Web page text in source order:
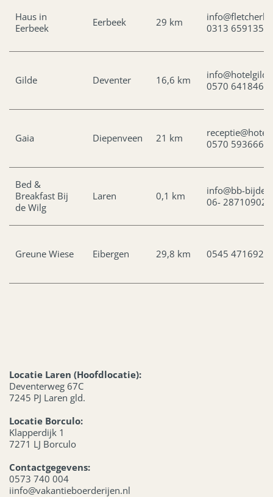
Haus in
Eerbeek
Eerbeek 29 km
0313 659135
Gilde Deventer 16,6 km
0570 641846
Gaia Diepenveen 21 km
0570 593666
Bed &
Breakfast Bij
de Wilg
Laren 0,1 km
info@bb-
06- 28710902
Greune Wiese Eibergen 29,8 km 0545 471692
Locatie Laren (Hoofdlocatie):
Deventerweg 67C
7245 PJ Laren gld.
Locatie Borculo:
Klapperdijk 1
7271 LJ Borculo
Contactgegevens:
0573 740 004
iinfo@vakantieboerderijen.nl